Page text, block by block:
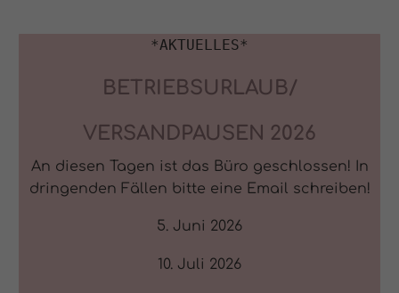
*AKTUELLES*
BETRIEBSURLAUB/
VERSANDPAUSEN 2026
An diesen Tagen ist das Büro geschlossen! In
dringenden Fällen bitte eine Email schreiben!
5. Juni 2026
10. Juli 2026